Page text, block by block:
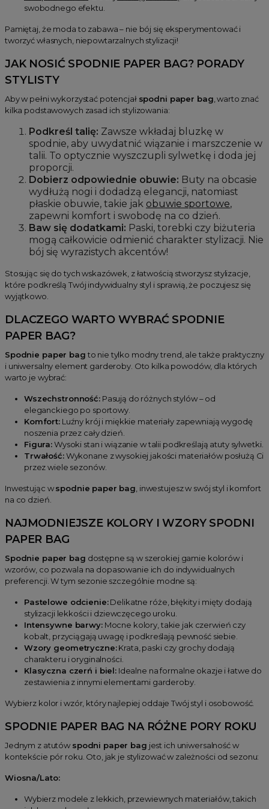
swobodnego efektu.
Pamiętaj, że moda to zabawa – nie bój się eksperymentować i
tworzyć własnych, niepowtarzalnych stylizacji!
JAK NOSIĆ SPODNIE PAPER BAG? PORADY
STYLISTY
Aby w pełni wykorzystać potencjał spodni paper bag , warto znać
kilka podstawowych zasad ich stylizowania:
Podkreśl talię: Zawsze wkładaj bluzkę w
spodnie, aby uwydatnić wiązanie i marszczenie w
talii. To optycznie wyszczupli sylwetkę i doda jej
proporcji.
Dobierz odpowiednie obuwie: Buty na obcasie
wydłużą nogi i dodadzą elegancji, natomiast
płaskie obuwie, takie jak obuwie sportowe,
zapewni komfort i swobodę na co dzień.
Baw się dodatkami: Paski, torebki czy biżuteria
mogą całkowicie odmienić charakter stylizacji. Nie
bój się wyrazistych akcentów!
Stosując się do tych wskazówek, z łatwością stworzysz stylizacje,
które podkreślą Twój indywidualny styl i sprawią, że poczujesz się
wyjątkowo.
DLACZEGO WARTO WYBRAĆ SPODNIE
PAPER BAG?
Spodnie paper bag to nie tylko modny trend, ale także praktyczny
i uniwersalny element garderoby. Oto kilka powodów, dla których
warto je wybrać:
Wszechstronność:Pasują do różnych stylów – od
eleganckiego po sportowy.
Komfort:Luźny krój i miękkie materiały zapewniają wygodę
noszenia przez cały dzień.
Figura:Wysoki stan i wiązanie w talii podkreślają atuty sylwetki.
Trwałość:Wykonane z wysokiej jakości materiałów posłużą Ci
przez wiele sezonów.
Inwestując wspodnie paper bag , inwestujesz w swój styl i komfort
na co dzień.
NAJMODNIEJSZE KOLORY I WZORY SPODNI
PAPER BAG
Spodnie paper bag dostępne są w szerokiej gamie kolorów i
wzorów, co pozwala na dopasowanie ich do indywidualnych
preferencji. W tym sezonie szczególnie modne są:
Pastelowe odcienie:Delikatne róże, błękity i mięty dodają
stylizacji lekkości i dziewczęcego uroku.
Intensywne barwy:Mocne kolory, takie jak czerwień czy
kobalt, przyciągają uwagę i podkreślają pewność siebie.
Wzory geometryczne:Krata, paski czy grochy dodają
charakteru i oryginalności.
Klasyczna czerń i biel: Idealne na formalne okazje i łatwe do
zestawienia z innymi elementami garderoby.
Wybierz kolor i wzór, który najlepiej oddaje Twój styl i osobowość.
SPODNIE PAPER BAG NA RÓŻNE PORY ROKU
Jednym z atutów spodni paper bag jest ich uniwersalność w
kontekście pór roku. Oto, jak je stylizować w zależności od sezonu:
Wiosna/Lato:
Wybierz modele z lekkich, przewiewnych materiałów, takich